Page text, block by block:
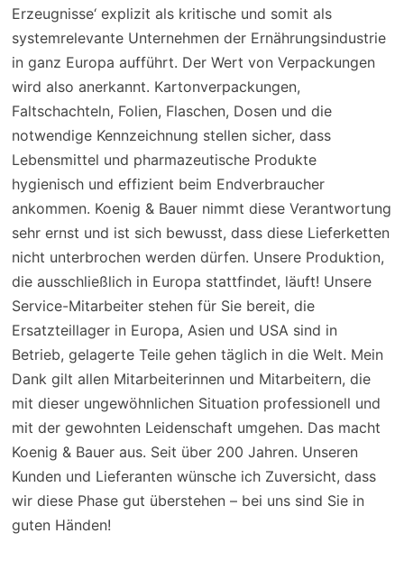
Erzeugnisse‘ explizit als kritische und somit als
systemrelevante Unternehmen der Ernährungsindustrie
in ganz Europa aufführt. Der Wert von Verpackungen
wird also anerkannt. Kartonverpackungen,
Faltschachteln, Folien, Flaschen, Dosen und die
notwendige Kennzeichnung stellen sicher, dass
Lebensmittel und pharmazeutische Produkte
hygienisch und effizient beim Endverbraucher
ankommen. Koenig & Bauer nimmt diese Verantwortung
sehr ernst und ist sich bewusst, dass diese Lieferketten
nicht unterbrochen werden dürfen. Unsere Produktion,
die ausschließlich in Europa stattfindet, läuft! Unsere
Service-Mitarbeiter stehen für Sie bereit, die
Ersatzteillager in Europa, Asien und USA sind in
Betrieb, gelagerte Teile gehen täglich in die Welt. Mein
Dank gilt allen Mitarbeiterinnen und Mitarbeitern, die
mit dieser ungewöhnlichen Situation professionell und
mit der gewohnten Leidenschaft umgehen. Das macht
Koenig & Bauer aus. Seit über 200 Jahren. Unseren
Kunden und Lieferanten wünsche ich Zuversicht, dass
wir diese Phase gut überstehen – bei uns sind Sie in
guten Händen!